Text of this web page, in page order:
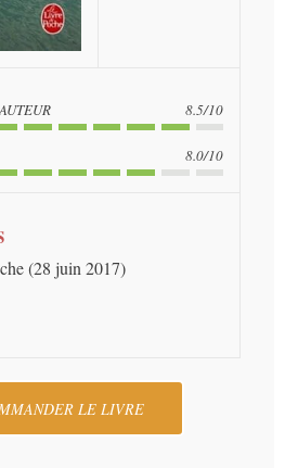
8.5/10
8.0/10
(28 juin 2017)
LE LIVRE